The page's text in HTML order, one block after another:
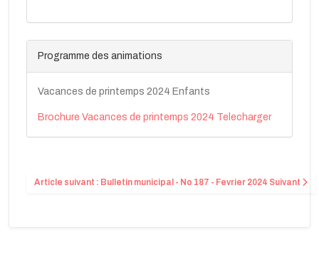
Programme des animations
Vacances de printemps 2024 Enfants
Brochure Vacances de printemps 2024 Telecharger
Article suivant : Bulletin municipal - No 187 - Fevrier 2024 Suivant